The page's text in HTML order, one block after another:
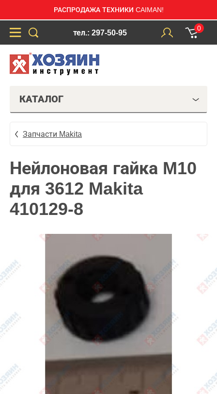
РАСПРОДАЖА ТЕХНИКИ CAIMAN!
тел.: 297-50-95
0
КАТАЛОГ
Запчасти Makita
Нейлоновая гайка M10
для 3612 Makita
410129-8